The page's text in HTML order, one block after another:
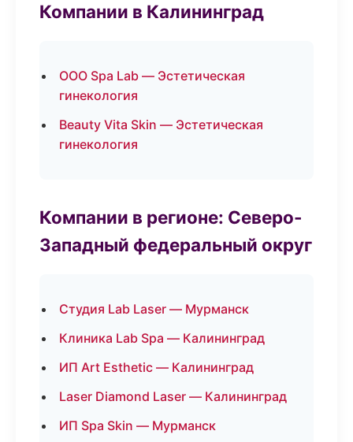
Компании в Калининград
ООО Spa Lab — Эстетическая
гинекология
Beauty Vita Skin — Эстетическая
гинекология
Компании в регионе: Северо-
Западный федеральный округ
Студия Lab Laser — Мурманск
Клиника Lab Spa — Калининград
ИП Art Esthetic — Калининград
Laser Diamond Laser — Калининград
ИП Spa Skin — Мурманск